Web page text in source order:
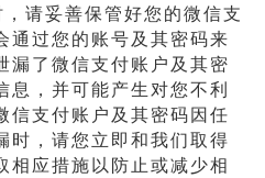
请妥善保管好您的微信支
通过您的账号及其密码来
漏了微信支付账户及其密
息，并可能产生对您不利
信支付账户及其密码因任
时，请您立即和我们取得
相应措施以防止或减少相